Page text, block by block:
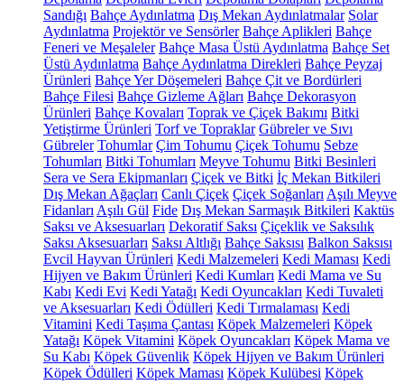
Sandığı Bahçe Aydınlatma Dış Mekan Aydınlatmalar Solar
Aydınlatma Projektör ve Sensörler Bahçe Aplikleri Bahçe
Feneri ve Meşaleler Bahçe Masa Üstü Aydınlatma Bahçe Set
Üstü Aydınlatma Bahçe Aydınlatma Direkleri Bahçe Peyzaj
Ürünleri Bahçe Yer Döşemeleri Bahçe Çit ve Bordürleri
Bahçe Filesi Bahçe Gizleme Ağları Bahçe Dekorasyon
Ürünleri Bahçe Kovaları Toprak ve Çiçek Bakımı Bitki
Yetiştirme Ürünleri Torf ve Topraklar Gübreler ve Sıvı
Gübreler Tohumlar Çim Tohumu Çiçek Tohumu Sebze
Tohumları Bitki Tohumları Meyve Tohumu Bitki Besinleri
Sera ve Sera Ekipmanları Çiçek ve Bitki İç Mekan Bitkileri
Dış Mekan Ağaçları Canlı Çiçek Çiçek Soğanları Aşılı Meyve
Fidanları Aşılı Gül Fide Dış Mekan Sarmaşık Bitkileri Kaktüs
Saksı ve Aksesuarları Dekoratif Saksı Çiçeklik ve Saksılık
Saksı Aksesuarları Saksı Altlığı Bahçe Saksısı Balkon Saksısı
Evcil Hayvan Ürünleri Kedi Malzemeleri Kedi Maması Kedi
Hijyen ve Bakım Ürünleri Kedi Kumları Kedi Mama ve Su
Kabı Kedi Evi Kedi Yatağı Kedi Oyuncakları Kedi Tuvaleti
ve Aksesuarları Kedi Ödülleri Kedi Tırmalaması Kedi
Vitamini Kedi Taşıma Çantası Köpek Malzemeleri Köpek
Yatağı Köpek Vitamini Köpek Oyuncakları Köpek Mama ve
Su Kabı Köpek Güvenlik Köpek Hijyen ve Bakım Ürünleri
Köpek Ödülleri Köpek Maması Köpek Kulübesi Köpek